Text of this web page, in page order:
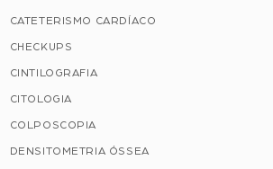
CATETERISMO CARDÍACO
CHECKUPS
CINTILOGRAFIA
CITOLOGIA
COLPOSCOPIA
DENSITOMETRIA ÓSSEA